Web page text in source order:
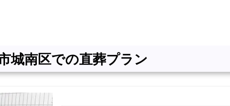
城
南
で
城南区での直葬プラン